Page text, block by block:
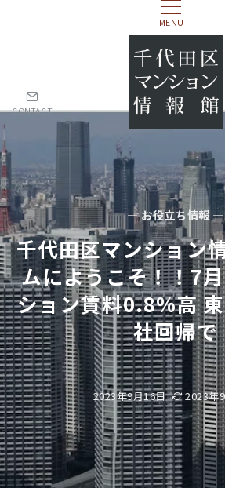
MENU
CONTACT
— お役立ち情報 —
千代田区マンション
ムにようこそ！！7
ション賃料0.8%⾼
社回帰で
2023年9月16日 2023年